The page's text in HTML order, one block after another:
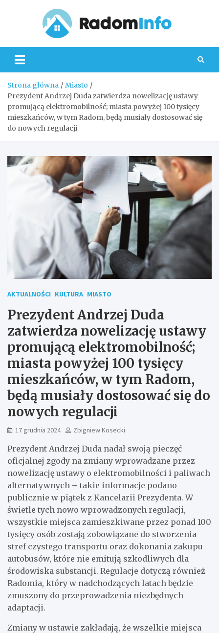
Strona główna
Miasto
Prezydent Andrzej Duda zatwierdza nowelizację ustawy
promującą elektromobilność; miasta powyżej 100 tysięcy
mieszkańców, w tym Radom, będą musiały dostosować się
do nowych regulacji
AKTUALNOŚCI KULTURA MIASTO
Prezydent Andrzej Duda
zatwierdza nowelizację ustawy
promującą elektromobilność;
miasta powyżej 100 tysięcy
mieszkańców, w tym Radom,
będą musiały dostosować się do
nowych regulacji
17 grudnia 2024 Zbigniew Kosecki
Prezydent Andrzej Duda nadał swoją pieczęć
oficjalnej zgody na zmiany wprowadzane przez
nowelizację ustawy o elektromobilności i paliwach
alternatywnych – takie informacje podano
publicznie w piątek z Kancelarii Prezydenta. W
świetle tych nowo wprowadzonych regulacji,
wszystkie miejsca zamieszkiwane przez ponad 100
tysięcy osób zostają zobowiązane do stworzenia
stref czystego transportu oraz dokonania zakupu
autobusów, które nie emitują szkodliwych dla
środowiska substancji. Regulacje dotyczą również
Radomia, który w nadchodzących latach będzie
zmuszony do przeprowadzenia niezbędnych
adaptacji.
Zmiany w ustawie zakładają, że wszelkie miejsca